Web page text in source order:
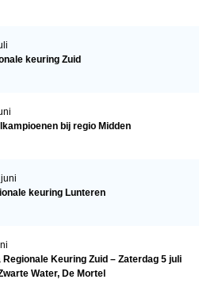
keuring Zuid
bij regio Midden
keuring Lunteren
Regionale Keuring Zuid – Zaterdag 5 juli
Water, De Mortel